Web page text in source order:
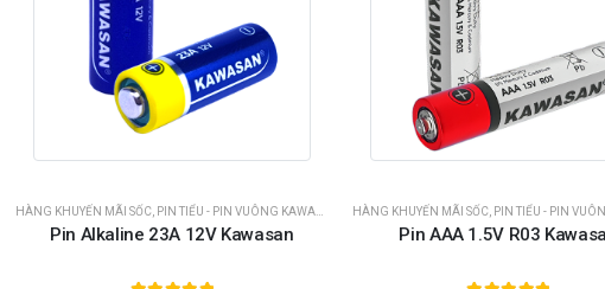
HÀNG KHUYẾN MÃI SỐC PIN TIỂU - PIN VUÔNG KAWASAN
Pin Alkaline 23A 12V Kawasan
HÀNG KHUYẾN MÃI SỐC, PIN TIỂU - PIN VUÔNG
Pin AAA 1.5V R03